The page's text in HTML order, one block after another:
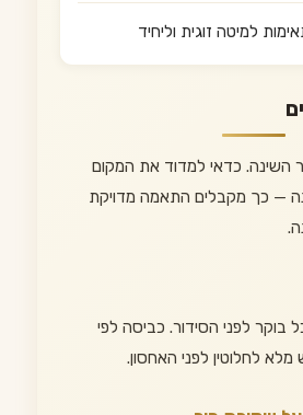
למיטה זוגית וליחיד
השינה. כדאי למדוד את המקום
— כך מקבלים התאמה מדויקת
בוקר לפני הסידור. כביסה לפי
מלא לחלוטין לפני האחסון.